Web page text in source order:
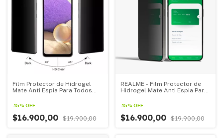
Film Protector de Hidrogel
Mate Anti Espia Para Todos
-15% OFF
$16.900,00 $19.900,00
REALME - Film Protector de
Hidrogel Mate Anti Espia Para
-15% OFF
$16.900,00 $19.900,00